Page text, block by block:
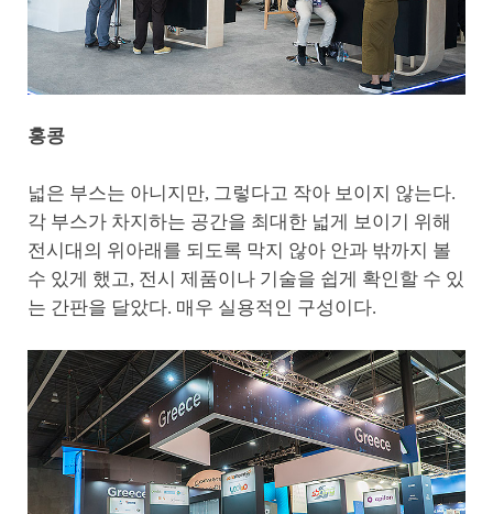
홍콩
넓은 부스는 아니지만, 그렇다고 작아 보이지 않는다.
각 부스가 차지하는 공간을 최대한 넓게 보이기 위해
전시대의 위아래를 되도록 막지 않아 안과 밖까지 볼
수 있게 했고, 전시 제품이나 기술을 쉽게 확인할 수 있
는 간판을 달았다. 매우 실용적인 구성이다.